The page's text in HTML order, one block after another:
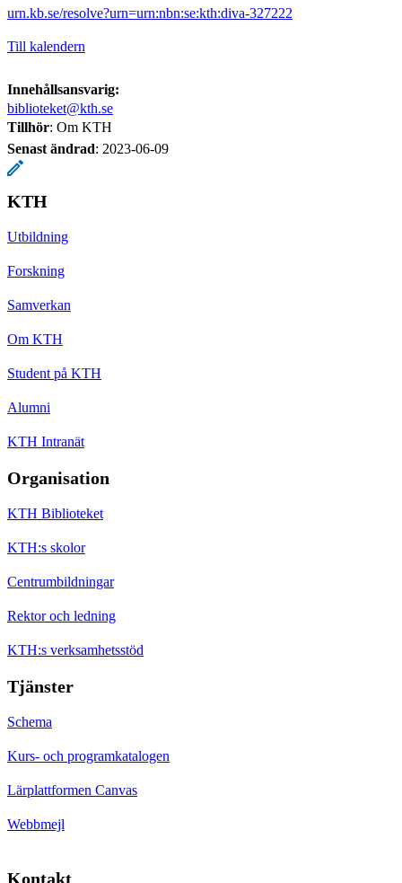
urn.kb.se/resolve?urn=urn:nbn:se:kth:diva-327222
Till kalendern
Innehållsansvarig:
biblioteket@kth.se
Tillhör: Om KTH
Senast ändrad: 2023-06-09
KTH
Utbildning
Forskning
Samverkan
Om KTH
Student på KTH
Alumni
KTH Intranät
Organisation
KTH Biblioteket
KTH:s skolor
Centrumbildningar
Rektor och ledning
KTH:s verksamhetsstöd
Tjänster
Schema
Kurs- och programkatalogen
Lärplattformen Canvas
Webbmejl
Kontakt